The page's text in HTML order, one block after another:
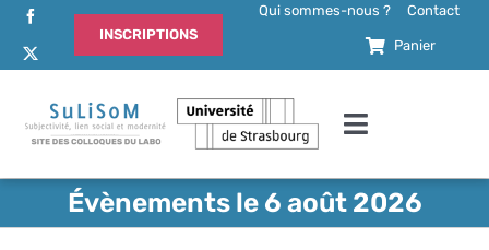
Passer
contenu
INSCRIPTIONS
Qui sommes-nous ? Contact
Panier
Toggle
Navigation
Accueil
Évènements le 6 août 2026